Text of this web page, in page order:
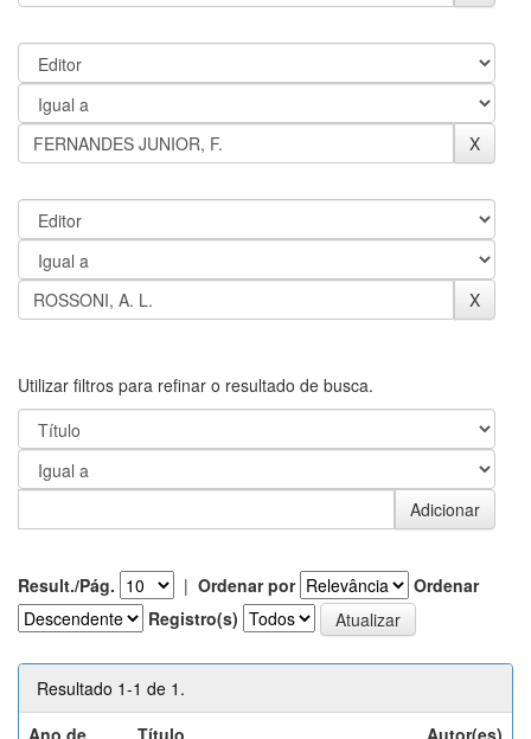
Utilizar filtros para refinar o resultado de busca.
Result./Pág. | Ordenar por
Ordenar
Registro(s)
Resultado 1-1 de 1.
Ano de
Título Autor(es)